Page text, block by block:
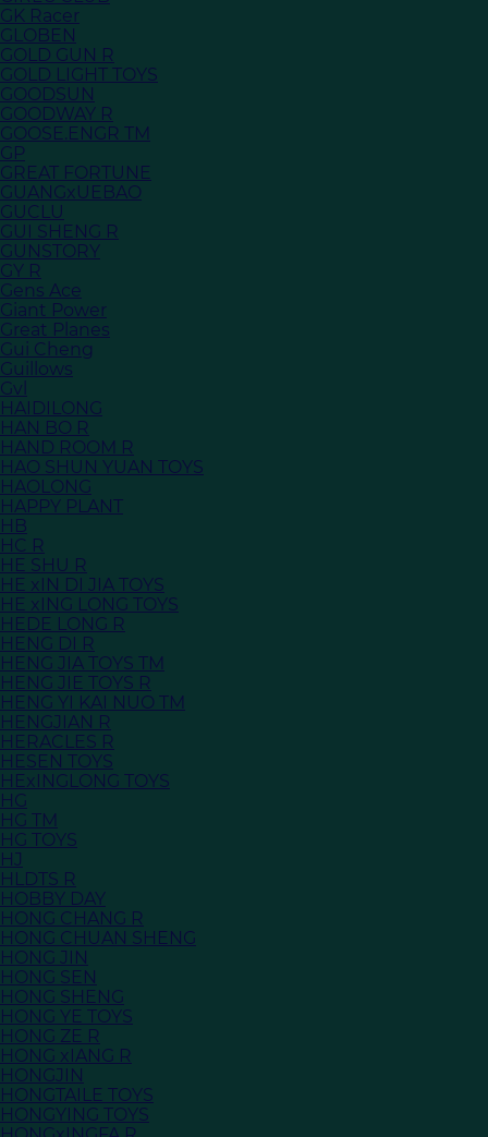
GK Racer
GLOBEN
GOLD GUN R
GOLD LIGHT TOYS
GOODSUN
GOODWAY R
GOOSE.ENGR TM
GP
GREAT FORTUNE
GUANGxUEBAO
GUCLU
GUI SHENG R
GUNSTORY
GY R
Gens Ace
Giant Power
Great Planes
Gui Cheng
Guillows
Gvl
HAIDILONG
HAN BO R
HAND ROOM R
HAO SHUN YUAN TOYS
HAOLONG
HAPPY PLANT
HB
HC R
HE SHU R
HE xIN DI JIA TOYS
HE xING LONG TOYS
HEDE LONG R
HENG DI R
HENG JIA TOYS TM
HENG JIE TOYS R
HENG YI KAI NUO TM
HENGJIAN R
HERACLES R
HESEN TOYS
HExINGLONG TOYS
HG
HG TM
HG TOYS
HJ
HLDTS R
HOBBY DAY
HONG CHANG R
HONG CHUAN SHENG
HONG JIN
HONG SEN
HONG SHENG
HONG YE TOYS
HONG ZE R
HONG xIANG R
HONGJIN
HONGTAILE TOYS
HONGYING TOYS